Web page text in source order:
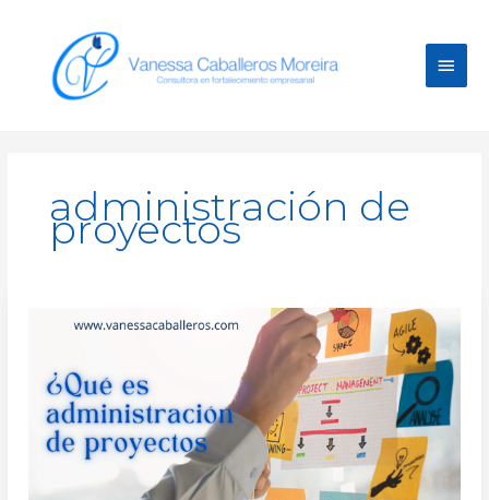
contenido
administración de
proyectos
de
proyectos?